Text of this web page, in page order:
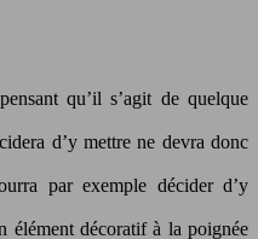
qu’il s’agit de quelque
d’y mettre ne devra donc
par exemple décider d’y
élément décoratif à la poignée